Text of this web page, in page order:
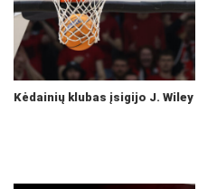
Kėdainių klubas įsigijo J. Wiley